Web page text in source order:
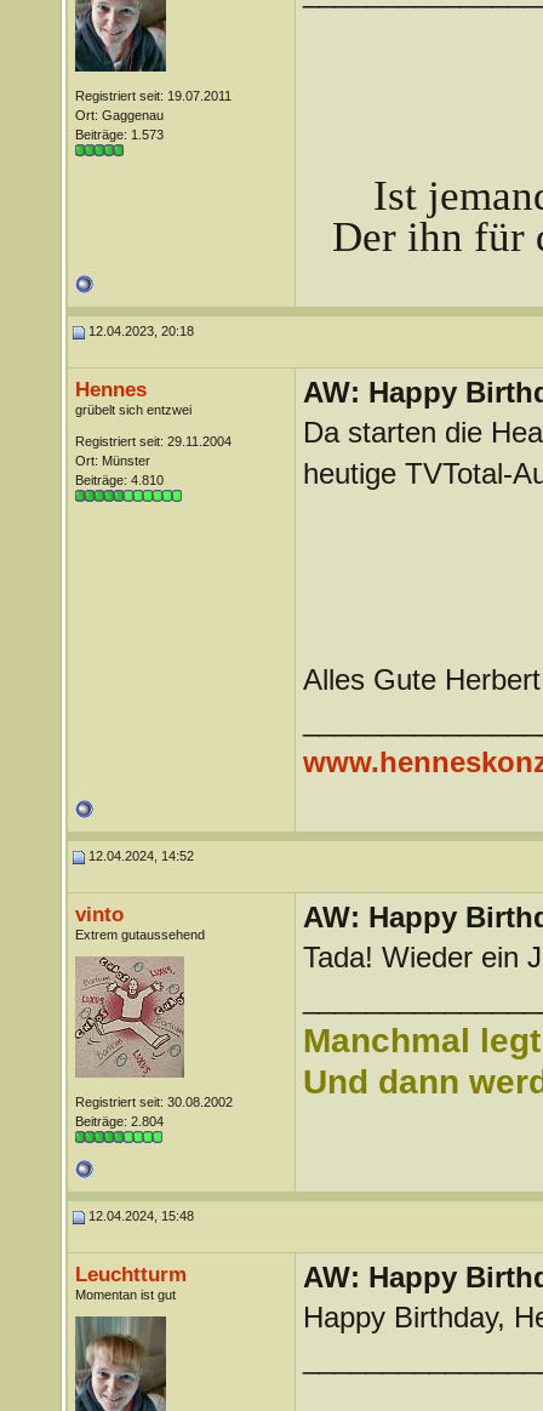
Registriert seit: 19.07.2011
Ort: Gaggenau
Beiträge: 1.573
Ist
Der ihn für
12.04.2023, 20:18
Hennes
grübelt sich entzwei
Registriert seit: 29.11.2004
Ort: Münster
Beiträge: 4.810
AW: Happy
Da starten die
heutige TVTotal-
Alles Gute Herbert
12.04.2024, 14:52
vinto
Extrem gutaussehend
Registriert seit: 30.08.2002
Beiträge: 2.804
AW: Happy
Tada! Wieder ein
Manchmal
Und dann
12.04.2024, 15:48
Leuchtturm
Momentan ist gut
AW: Happy
Happy Birthday,